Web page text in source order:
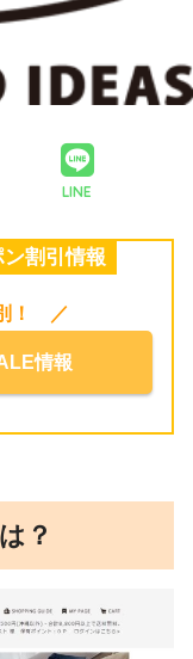
LINE
割引情報
！ ／
情報
？